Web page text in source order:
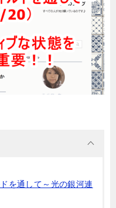
を通して～光の銀河連